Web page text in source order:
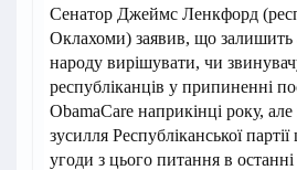
Сенатор Джеймс Ленкфорд
Оклахоми) заявив, що залишить
народу вирішувати, чи
республіканців у припиненні
ObamaCare наприкінці року, але
зусилля Республіканської
угоди з цього питання в